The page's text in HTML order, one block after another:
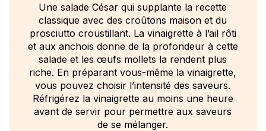
Une salade César qui supplante la recette
classique avec des croûtons maison et du
prosciutto croustillant. La vinaigrette à l’ail rôti
et aux anchois donne de la profondeur à cette
salade et les œufs mollets la rendent plus
riche. En préparant vous-même la vinaigrette,
vous pouvez choisir l’intensité des saveurs.
Réfrigérez la vinaigrette au moins une heure
avant de servir pour permettre aux saveurs
de se mélanger.